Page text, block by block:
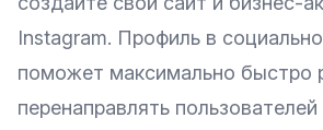
Instagram. Профиль в
поможет максимально быстро
перенаправлять